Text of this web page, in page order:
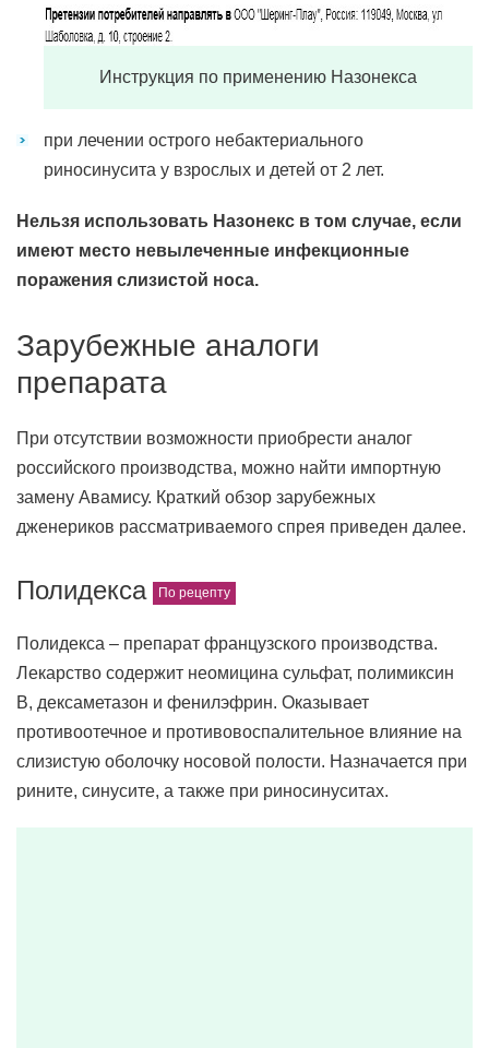
Инструкция по применению Назонекса
при лечении острого небактериального
риносинусита у взрослых и детей от 2 лет.
Нельзя использовать Назонекс в том случае, если
имеют место невылеченные инфекционные
поражения слизистой носа.
Зарубежные аналоги
препарата
При отсутствии возможности приобрести аналог
российского производства, можно найти импортную
замену Авамису. Краткий обзор зарубежных
дженериков рассматриваемого спрея приведен далее.
Полидекса
Полидекса – препарат французского производства.
Лекарство содержит неомицина сульфат, полимиксин
В, дексаметазон и фенилэфрин. Оказывает
противоотечное и противовоспалительное влияние на
слизистую оболочку носовой полости. Назначается при
рините, синусите, а также при риносинуситах.